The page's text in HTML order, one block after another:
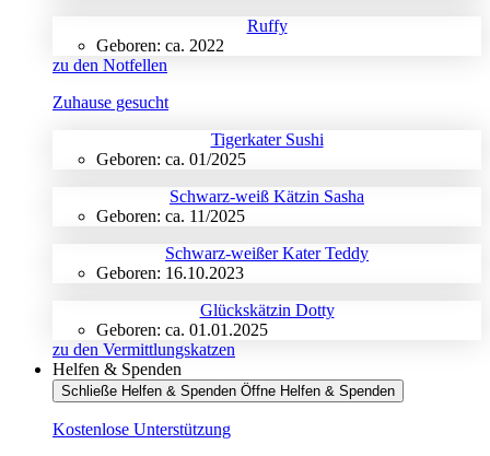
Ruffy
Geboren: ca. 2022
zu den Notfellen
Zuhause gesucht
Tigerkater Sushi
Geboren: ca. 01/2025
Schwarz-weiß Kätzin Sasha
Geboren: ca. 11/2025
Schwarz-weißer Kater Teddy
Geboren: 16.10.2023
Glückskätzin Dotty
Geboren: ca. 01.01.2025
zu den Vermittlungskatzen
Helfen & Spenden
Schließe Helfen & Spenden Öffne Helfen & Spenden
Kostenlose Unterstützung